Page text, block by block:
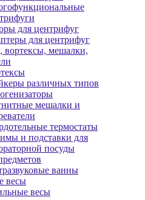
для центрифуг
для центрифуг
мешалки,
различных типов
мешалки и
термостаты
и подставки для
посуды
ванны
весы
весы